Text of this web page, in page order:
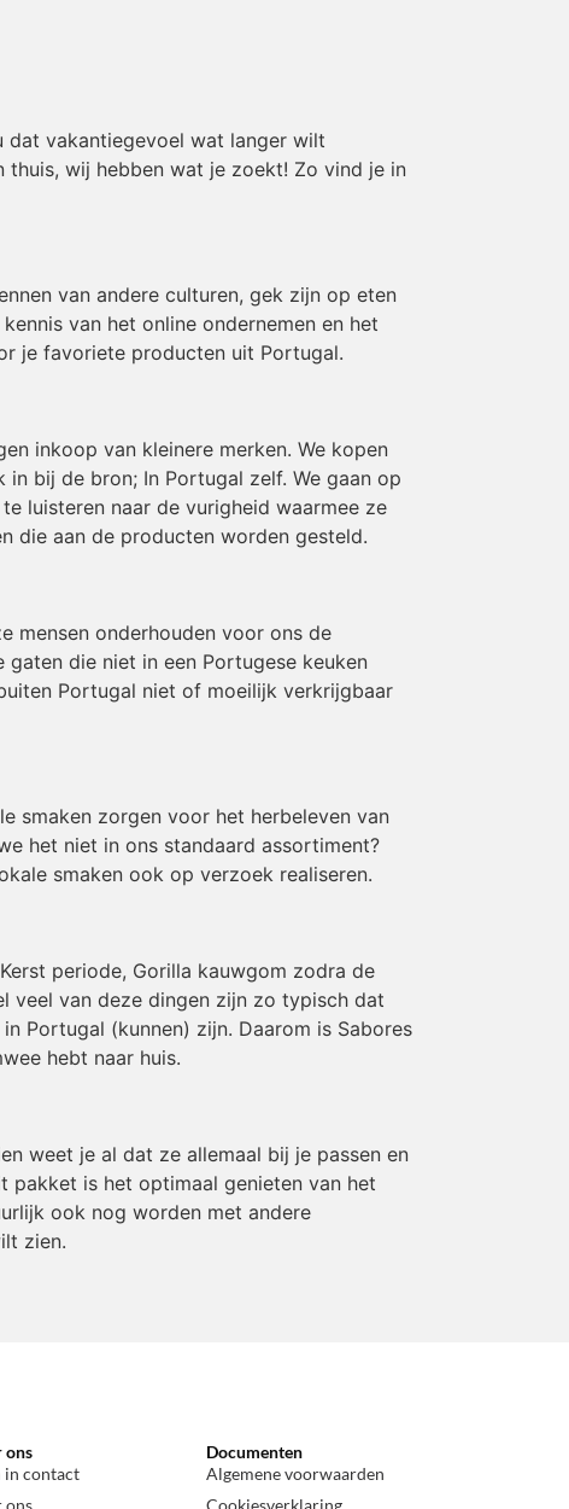
dat vakantiegevoel wat langer wilt
wij hebben wat je zoekt! Zo vind je in
van andere culturen, gek zijn op eten
van het online ondernemen en het
je favoriete producten uit Portugal.
inkoop van kleinere merken. We kopen
bij de bron; In Portugal zelf. We gaan op
luisteren naar de vurigheid waarmee ze
die aan de producten worden gesteld.
mensen onderhouden voor ons de
die niet in een Portugese keuken
Portugal niet of moeilijk verkrijgbaar
smaken zorgen voor het herbeleven van
het niet in ons standaard assortiment?
smaken ook op verzoek realiseren.
periode, Gorilla kauwgom zodra de
veel van deze dingen zijn zo typisch dat
Portugal (kunnen) zijn. Daarom is Sabores
hebt naar huis.
weet je al dat ze allemaal bij je passen en
pakket is het optimaal genieten van het
ook nog worden met andere
zien.
ons
in contact
ons
Documenten
Algemene voorwaarden
Cookiesverklaring